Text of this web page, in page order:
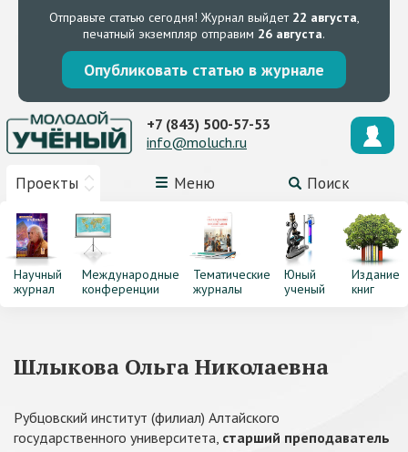
Отправьте статью сегодня! Журнал выйдет 22 августа,
печатный экземпляр отправим 26 августа.
Опубликовать статью в журнале
Проекты Меню Поиск
+7 (843) 500-57-53
info@moluch.ru
Научный
журнал
Международные
конференции
Тематические
журналы
Юный
ученый
Издание
книг
Шлыкова Ольга Николаевна
Рубцовский институт (филиал) Алтайского
государственного университета, старший преподаватель